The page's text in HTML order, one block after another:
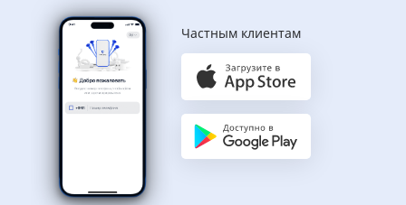
Частным клиентам